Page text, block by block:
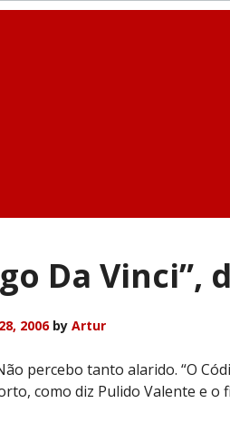
Da Vinci”,
2006by Artur
percebo tanto alarido. “O
como diz Pulido Valente e o